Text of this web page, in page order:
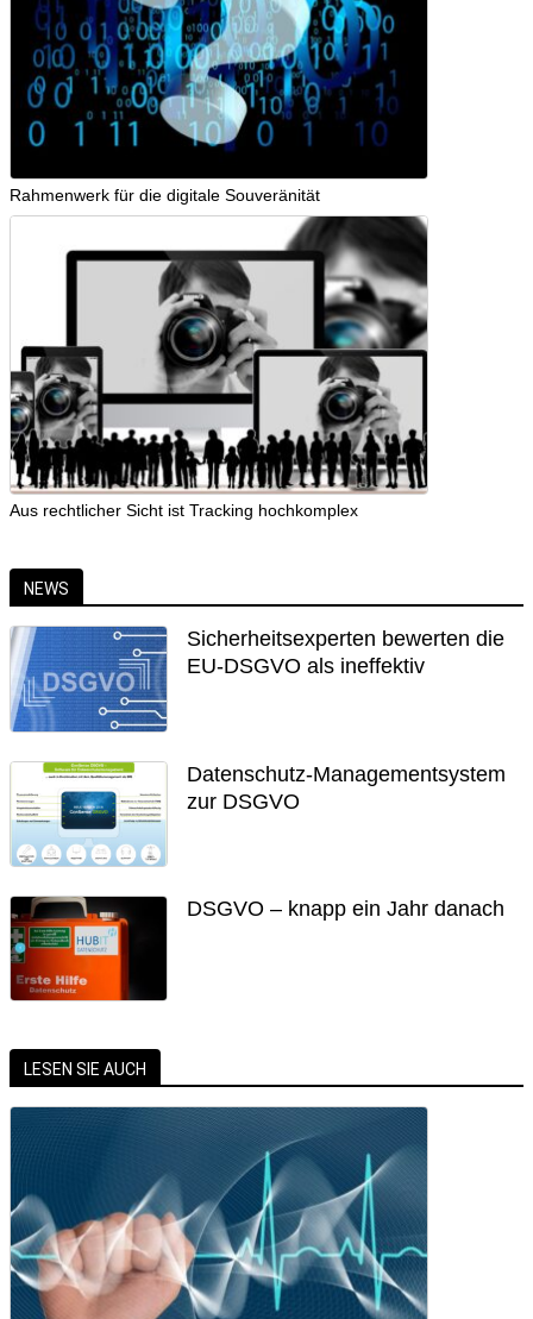
Rahmenwerk für die digitale Souveränität
Aus rechtlicher Sicht ist Tracking hochkomplex
NEWS
Sicherheitsexperten bewerten die
EU-DSGVO als ineffektiv
Datenschutz-Managementsystem
zur DSGVO
DSGVO – knapp ein Jahr danach
LESEN SIE AUCH